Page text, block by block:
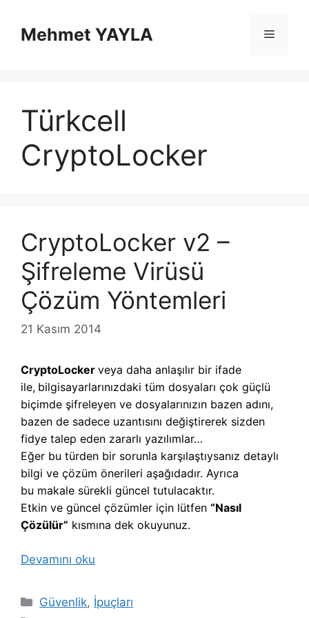
Mehmet YAYLA Menü
Türkcell
CryptoLocker
CryptoLocker v2 –
Şifreleme Virüsü
Çözüm Yöntemleri
21 Kasım 2014
CryptoLocker veya daha anlaşılır bir ifade
ile, bilgisayarlarınızdaki tüm dosyaları çok güçlü
biçimde şifreleyen ve dosyalarınızın bazen adını,
bazen de sadece uzantısını değiştirerek sizden
fidye talep eden zararlı yazılımlar…
Eğer bu türden bir sorunla karşılaştıysanız detaylı
bilgi ve çözüm önerileri aşağıdadır. Ayrıca
bu makale sürekli güncel tutulacaktır.
Etkin ve güncel çözümler için lütfen “Nasıl
Çözülür” kısmına dek okuyunuz.
Devamını oku
Kategoriler
Güvenlik, İpuçları